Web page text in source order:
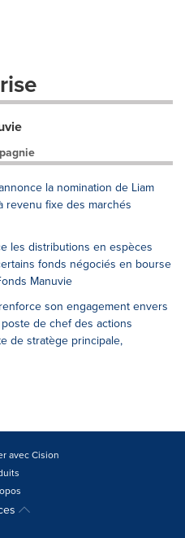
la nomination de Liam
revenu fixe des marchés
les distributions en espèces
fonds négociés en bourse
Manuvie
son engagement envers
de chef des actions
de stratège principale,
avec Cision